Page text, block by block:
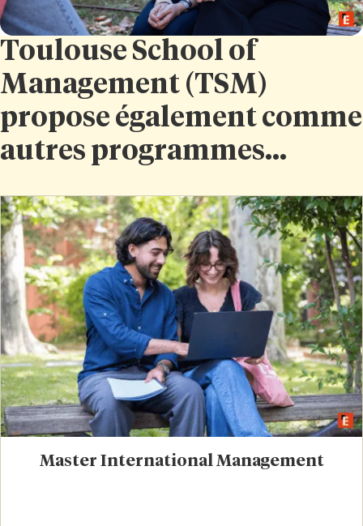
Toulouse School of
Management (TSM)
propose également comme
autres programmes...
Master International Management